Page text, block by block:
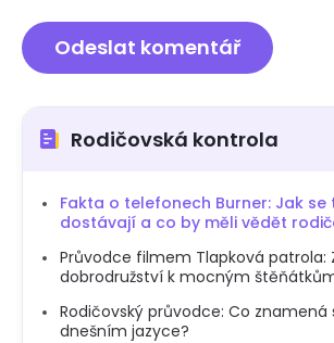
Rodičovská kontrola
Fakta o telefonech Burner: Jak se
dostávají a co by měli vědět
Průvodce filmem Tlapková patrola:
dobrodružství k mocným
Rodičovský průvodce: Co znamená
dnešním jazyce?